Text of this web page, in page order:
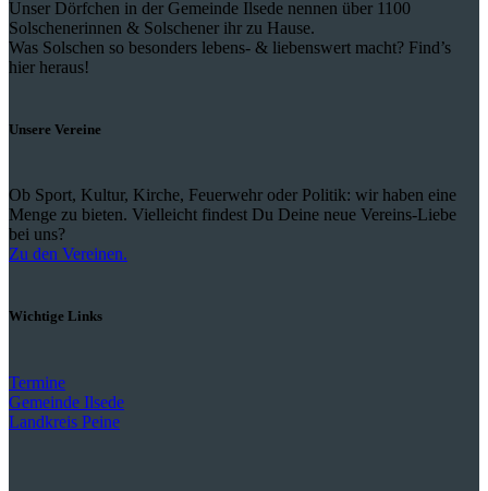
Unser Dörfchen in der Gemeinde Ilsede nennen über 1100
Solschenerinnen & Solschener ihr zu Hause.
Was Solschen so besonders lebens- & liebenswert macht? Find’s
hier heraus!
Unsere Vereine
Ob Sport, Kultur, Kirche, Feuerwehr oder Politik: wir haben eine
Menge zu bieten. Vielleicht findest Du Deine neue Vereins-Liebe
bei uns?
Zu den Vereinen.
Wichtige Links
Termine
Gemeinde Ilsede
Landkreis Peine